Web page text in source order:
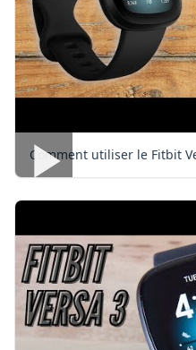
Comment utiliser le Fitbit